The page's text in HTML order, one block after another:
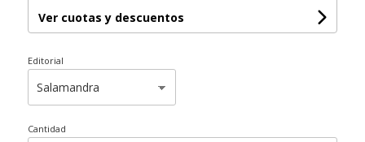
Ver cuotas y descuentos
Editorial
Cantidad